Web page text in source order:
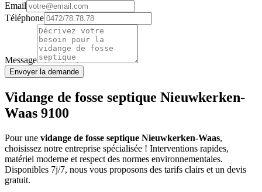
Email
Téléphone
Message
Envoyer la demande
Vidange de fosse septique Nieuwkerken-
Waas 9100
Pour une vidange de fosse septique Nieuwkerken-Waas,
choisissez notre entreprise spécialisée ! Interventions rapides,
matériel moderne et respect des normes environnementales.
Disponibles 7j/7, nous vous proposons des tarifs clairs et un devis
gratuit.